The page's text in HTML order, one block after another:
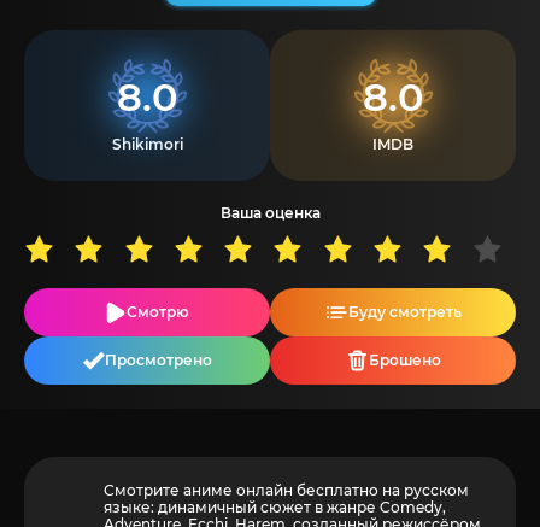
8.0
Shikimori
8.0
IMDB
Ваша оценка
Смотрю Буду смотреть
Просмотрено Брошено
Смотрите аниме онлайн бесплатно на русском
языке: динамичный сюжет в жанре Comedy,